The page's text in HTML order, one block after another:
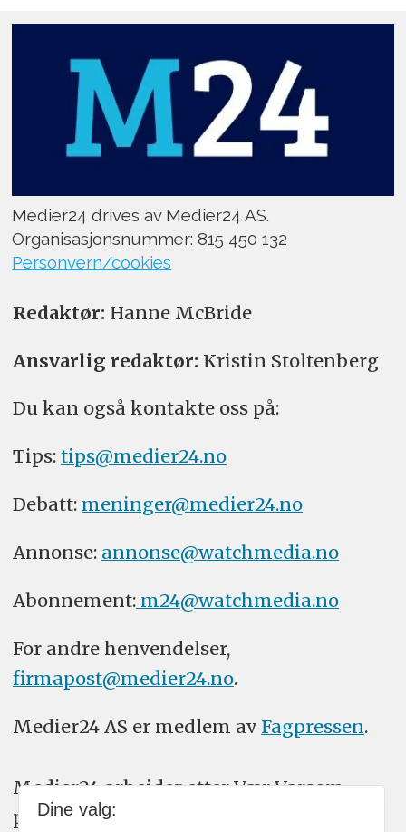
Medier24 drives av Medier24 AS.
Organisasjonsnummer: 815 450 132
Personvern/cookies
Redaktør: Hanne McBride
Ansvarlig redaktør: Kristin Stoltenberg
Du kan også kontakte oss på:
Tips: tips@medier24.no
Debatt: meninger@medier24.no
Annonse: annonse@watchmedia.no
Abonnement:m24@watchmedia.no
For andre henvendelser,
firmapost@medier24.no.
Medier24 AS er medlem av Fagpressen.
Medier24 arbeider etter Vær Varsom-
plakatens regler for god presseskikk.
Dine valg: